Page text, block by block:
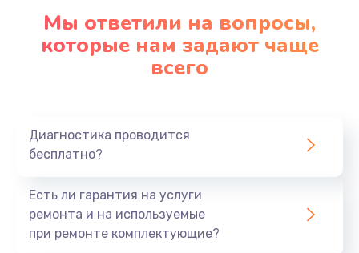
Мы ответили на вопросы,
которые нам задают чаще
всего
Диагностика проводится
бесплатно?
Есть ли гарантия на услуги
ремонта и на используемые
при ремонте комплектующие?